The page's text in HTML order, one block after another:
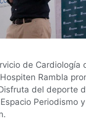
de Cardiología
Rambla
del deporte
Periodismo y